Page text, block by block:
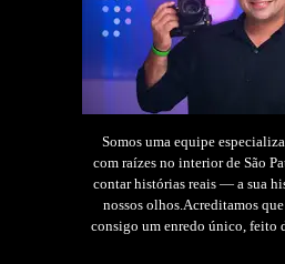
Somos uma equipe
com raízes no interior de São
contar histórias reais — a sua
nossos olhos.Acreditamos
consigo um enredo único, feito